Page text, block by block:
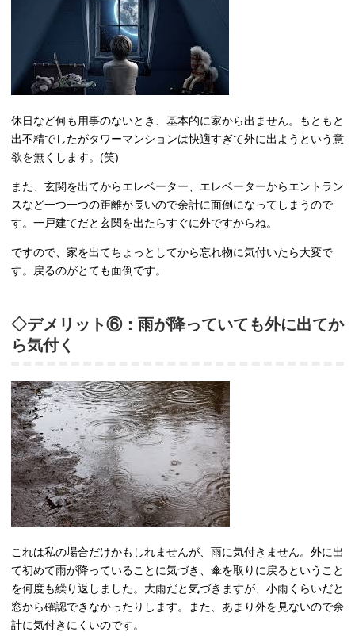
休日など何も用事のないとき、基本的に家から出ません。もともと
出不精でしたがタワーマンションは快適すぎて外に出ようという意
欲を無くします。(笑)
また、玄関を出てからエレベーター、エレベーターからエントラン
スなど一つ一つの距離が長いので余計に面倒になってしまうので
す。一戸建てだと玄関を出たらすぐに外ですからね。
ですので、家を出てちょっとしてから忘れ物に気付いたら大変で
す。戻るのがとても面倒です。
◇デメリット⑥：雨が降っていても外に出てか
ら気付く
これは私の場合だけかもしれませんが、雨に気付きません。外に出
て初めて雨が降っていることに気づき、傘を取りに戻るということ
を何度も繰り返しました。大雨だと気づきますが、小雨くらいだと
窓から確認できなかったりします。また、あまり外を見ないので余
計に気付きにくいのです。